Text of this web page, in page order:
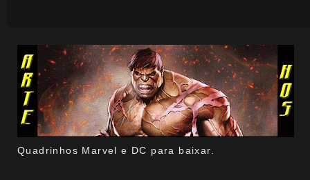
Quadrinhos Marvel e DC para baixar.